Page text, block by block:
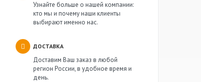
Узнайте больше о нашей компании:
кто мы и почему наши клиенты
выбирают именно нас.
ДОСТАВКА
Доставим Ваш заказ в любой
регион России, в удобное время и
день.